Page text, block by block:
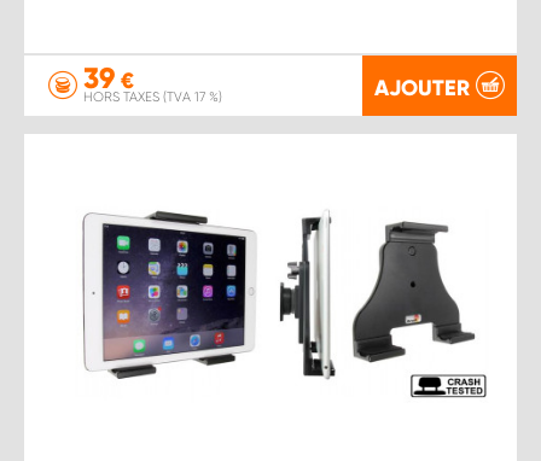
39 €
HORS TAXES (TVA 17 %) AJOUTER